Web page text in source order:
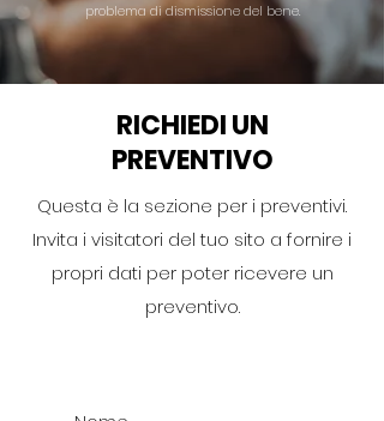
problema di dismissione del bene.
RICHIEDI UN
PREVENTIVO
Questa è la sezione per i preventivi.
Invita i visitatori del tuo sito a fornire i
propri dati per poter ricevere un
preventivo.